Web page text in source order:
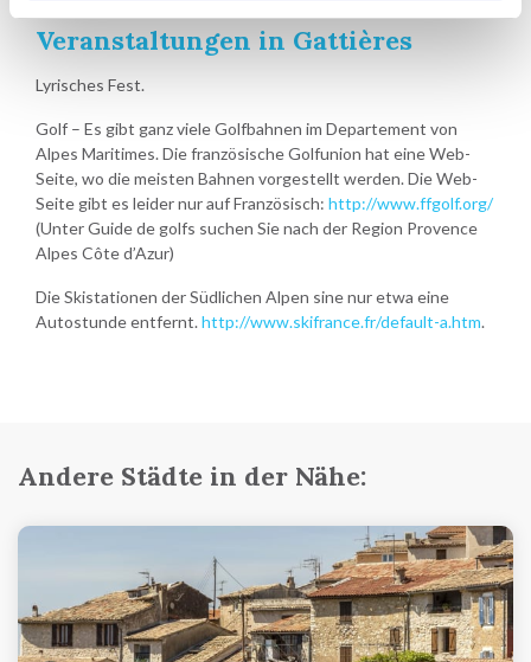
Veranstaltungen in Gattières
Lyrisches Fest.
Golf – Es gibt ganz viele Golfbahnen im Departement von
Alpes Maritimes. Die französische Golfunion hat eine Web-
Seite, wo die meisten Bahnen vorgestellt werden. Die Web-
Seite gibt es leider nur auf Französisch: http://www.ffgolf.org/
(Unter Guide de golfs suchen Sie nach der Region Provence
Alpes Côte d’Azur)
Die Skistationen der Südlichen Alpen sine nur etwa eine
Autostunde entfernt.http://www.skifrance.fr/default-a.htm.
Andere Städte in der Nähe: